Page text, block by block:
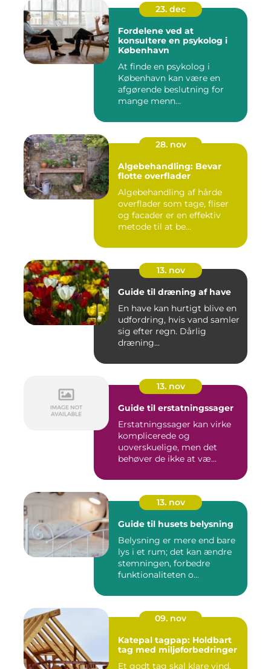
23. dec
Fordelene ved at
konsultere en psykolog i
København
At finde en psykolog i
København kan være en
afgørende beslutning for
mange menn...
28. nov
Algebehandling: Bevar
flotte overflader
Algebehandling af hårde
overflader som tage, fliser
og facader er en effektiv
metode til at be...
13. nov
Guide til dræning af have
En have kan hurtigt blive en
udfordring, hvis vand samler
sig efter regn. Dårlig
dræning...
13. nov
Guide til erstatningssager
Erstatningssager kan virke
komplicerede og
uoverskuelige, men det
behøver de ikke at væ...
13. nov
Guide til husets belysning
Belysning er mere end bare
lys i et rum; det kan ændre
stemningen, forbedre
funktionaliteten o...
09. nov
Katepal tagpap: Holdbart
tag med miljøforbedringer
Et godt tag skal klare vind,